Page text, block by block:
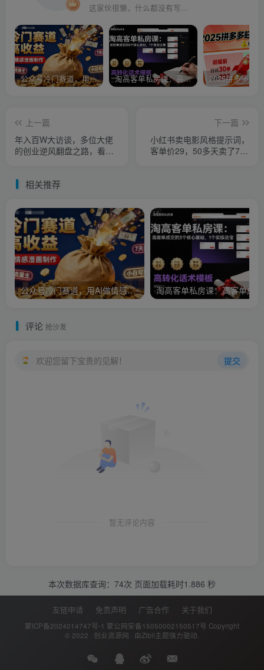
这家伙很懒，什么都没有写...
公众号冷门赛道，用AI做情感漫画，7天开通流量主，操作简单，小白可玩 淘高客单私房课：高客单成交的3个核心基础，1个实操法宝
上一篇
年入百W大访谈，多位大佬
的创业逆风翻盘之路，看懂
下一篇
小红书卖电影风格提示词，
客单价29，50多天卖了790
相关推荐
公众号冷门赛道，用AI做情感漫画，7天开通流量主，操作简单，小白可玩
评论 抢沙发
欢迎您留下宝贵的见解！ 提交
暂无评论内容
本次数据库查询：74次 页面加载耗时1.886 秒
友链申请 免责声明 广告合作 关于我们
蒙ICP备2024014747号-1 蒙公网安备15050002150517号 Copyright
© 2022 · 创业资源网 · 由Zibll主题强力驱动.